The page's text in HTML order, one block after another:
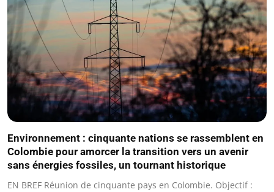
Environnement : cinquante nations se rassemblent en
Colombie pour amorcer la transition vers un avenir
sans énergies fossiles, un tournant historique
EN BREF Réunion de cinquante pays en Colombie. Objectif :